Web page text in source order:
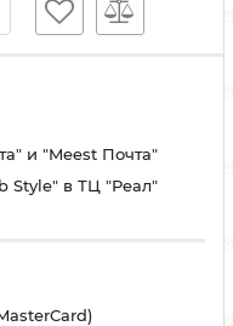
и "Meest Почта"
Style" в ТЦ "Реал"